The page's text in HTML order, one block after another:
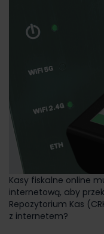
Kasy fiskalne online
internetową, aby
Repozytorium Kas
z internetem?